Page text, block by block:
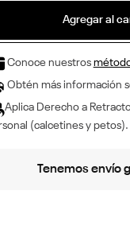
Agregar al
Conoce nuestros
Obtén más información
Aplica Derecho a
(calcetines y petos).
Tenemos envío